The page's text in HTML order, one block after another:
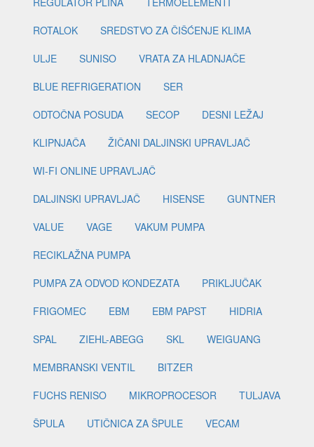
ROTALOK
SREDSTVO ZA ČIŠĆENJE KLIMA
ULJE
SUNISO
VRATA ZA HLADNJAČE
BLUE REFRIGERATION
SER
ODTOČNA POSUDA
SECOP
DESNI LEŽAJ
KLIPNJAČA
ŽIČANI DALJINSKI UPRAVLJAČ
WI-FI ONLINE UPRAVLJAČ
DALJINSKI UPRAVLJAČ
HISENSE
GUNTNER
VALUE
VAGE
VAKUM PUMPA
RECIKLAŽNA PUMPA
PUMPA ZA ODVOD KONDEZATA
PRIKLJUČAK
FRIGOMEC
EBM EBM PAPST
HIDRIA
SPAL
ZIEHL-ABEGG SKL
WEIGUANG
MEMBRANSKI VENTIL
BITZER
FUCHS RENISO
MIKROPROCESOR
TULJAVA
ŠPULA
UTIČNICA ZA ŠPULE
VECAM